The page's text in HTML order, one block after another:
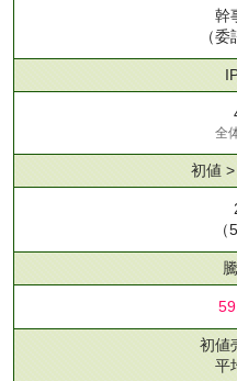
幹
（委
全
初値
（
初値
平